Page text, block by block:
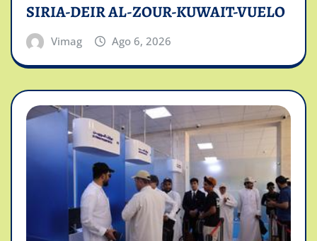
SIRIA-DEIR AL-ZOUR-KUWAIT-VUELO
Vimag Ago 6, 2026